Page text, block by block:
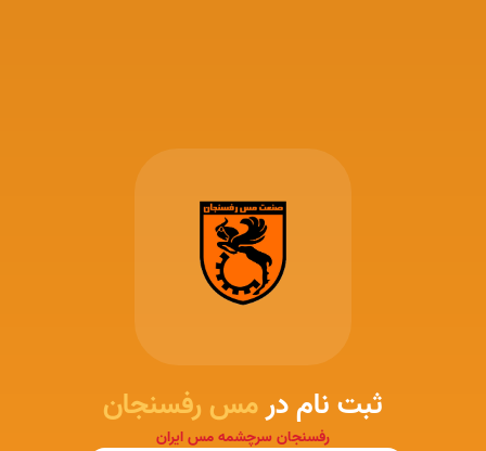
ثبت نام درمس رفسنجان
رفسنجان سرچشمه مس ایران